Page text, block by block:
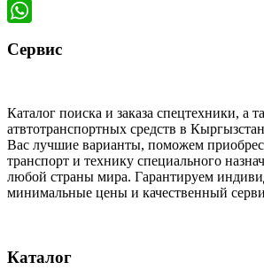
Telegram
Сервис
Каталог поиска и заказа спецтехники, а
атвтотранспортных средств в
Вас лучшие варианты, поможем
транспорт и технику специального
любой страны мира. Гарантируем
минимальные цены и качественный
Каталог